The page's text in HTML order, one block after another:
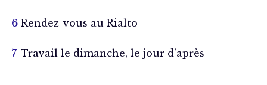
Rendez-vous au Rialto
Travail le dimanche, le jour d’après